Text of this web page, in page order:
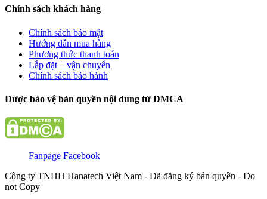
Chính sách khách hàng
Chính sách bảo mật
Hướng dẫn mua hàng
Phương thức thanh toán
Lắp đặt – vận chuyển
Chính sách bảo hành
Được bảo vệ bản quyền nội dung từ DMCA
Fanpage Facebook
Công ty TNHH Hanatech Việt Nam - Đã đăng ký bản quyền - Do
not Copy